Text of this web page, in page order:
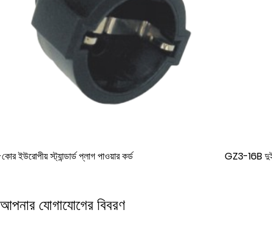
GZ3-16B দুই-কোর ইউরোপীয় স্ট্যান্ডার্ড প্লাগ রাবার এক্সটেনশন
আপনার যোগাযোগের বিবরণ